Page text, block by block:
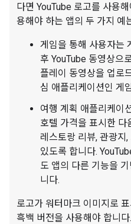
다면 YouTube 로고를 사용
용해야 하는 앱의 두 가지 예
게임을 통해 사용자는
후 YouTube 동영상으
플레이 동영상을 업로
심 애플리케이션인 게
여행 계획 애플리케이
호텔 가격을 표시한 다
레스토랑 리뷰, 관광지
있도록 합니다.
도 앱의 다른 기능을
니다.
로고가 워터마크 이미지로
흑백 버전을 사용해야 합니다.